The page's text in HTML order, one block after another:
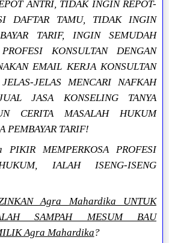
ANTRI, TIDAK INGIN REPOT-
DAFTAR TAMU, TIDAK INGIN
TARIF, INGIN SEMUDAH
KONSULTAN DENGAN
EMAIL KERJA KONSULTAN
JELAS MENCARI NAFKAH
JASA KONSELING TANYA
CERITA MASALAH HUKUM
PEMBAYAR TARIF!
PIKIR MEMPERKOSA PROFESI
IALAH ISENG-ISENG
Agra Mahardika UNTUK
SAMPAH MESUM BAU
Agra Mahardika?